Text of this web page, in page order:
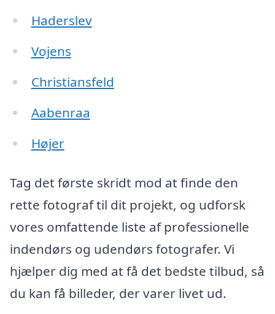
Haderslev
Vojens
Christiansfeld
Aabenraa
Højer
Tag det første skridt mod at finde den
rette fotograf til dit projekt, og udforsk
vores omfattende liste af professionelle
indendørs og udendørs fotografer. Vi
hjælper dig med at få det bedste tilbud, så
du kan få billeder, der varer livet ud.